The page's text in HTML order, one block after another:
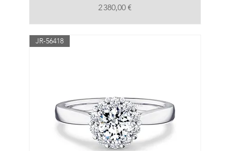
Prix
2 380,00 €
JR-56418